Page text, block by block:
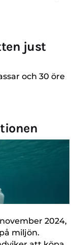
just
och 30 öre
2024,
miljön.